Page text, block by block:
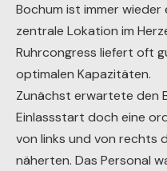
Bochum ist immer wieder
zentrale Lokation im
Ruhrcongress liefert oft
optimalen Kapazitäten.
Zunächst erwartete den
Einlassstart doch eine
von links und von rechts
näherten. Das Personal